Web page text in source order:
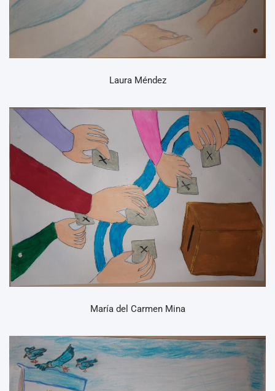
Laura Méndez
María del Carmen Mina